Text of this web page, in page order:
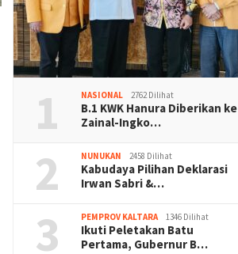
1 NASIONAL 2762 Dilihat
B.1 KWK Hanura Diberikan ke
Zainal-Ingko…
2 NUNUKAN 2458 Dilihat
Kabudaya Pilihan Deklarasi
Irwan Sabri &…
3 PEMPROV KALTARA 1346 Dilihat
Ikuti Peletakan Batu
Pertama, Gubernur B…